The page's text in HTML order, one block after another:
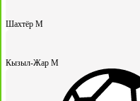
Шахтёр М
Кызыл-Жар М